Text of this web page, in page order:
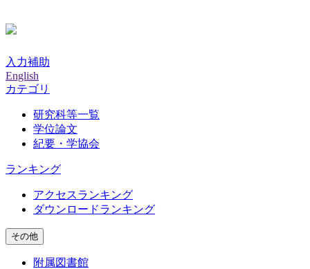
入力補助
English
カテゴリ
研究科等一覧
学位論文
紀要・学協会
ランキング
アクセスランキング
ダウンロードランキング
その他
附属図書館